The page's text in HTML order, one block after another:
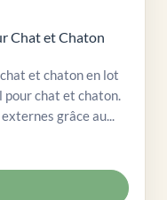
Chat et Chaton
et chaton en lot
chat et chaton.
grâce au...